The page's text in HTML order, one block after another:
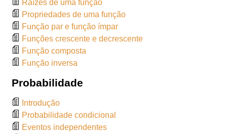
Raízes de uma função
Propriedades de uma função
Função par e função ímpar
Funções crescente e decrescente
Função composta
Função inversa
Probabilidade
Introdução
Probabilidade condicional
Eventos independentes